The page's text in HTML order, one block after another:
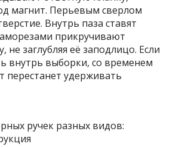
магнит. Перьевым сверлом
Внутрь паза ставят
прикручивают
не заглубляя её заподлицо. Если
внутрь выборки, со временем
перестанет удерживать